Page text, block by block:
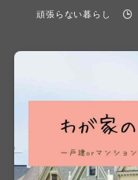
頑張らない暮らし